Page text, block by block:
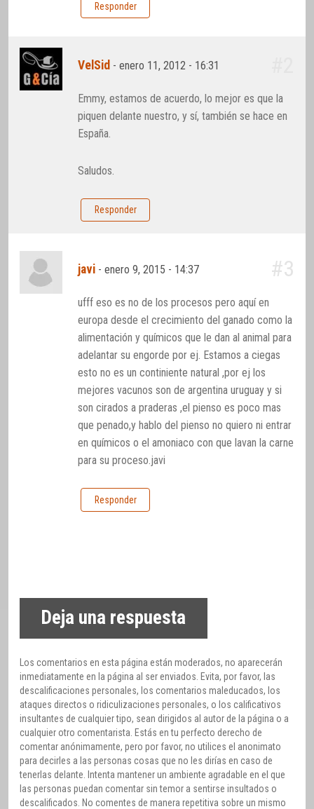
Responder
VelSid -enero 11, 2012 - 16:31
Emmy, estamos de acuerdo, lo mejor es que la
piquen delante nuestro, y sí, también se hace en
España.
Saludos.
Responder
javi -enero 9, 2015 - 14:37 #3
ufff eso es no de los procesos pero aquí en
europa desde el crecimiento del ganado como la
alimentación y químicos que le dan al animal para
adelantar su engorde por ej. Estamos a ciegas
esto no es un continiente natural ,por ej los
mejores vacunos son de argentina uruguay y si
son cirados a praderas ,el pienso es poco mas
que penado,y hablo del pienso no quiero ni entrar
en químicos o el amoniaco con que lavan la carne
para su proceso.javi
Responder
Deja una respuesta
Los comentarios en esta página están moderados, no aparecerán
inmediatamente en la página al ser enviados. Evita, por favor, las
descalificaciones personales, los comentarios maleducados, los
ataques directos o ridiculizaciones personales, o los calificativos
insultantes de cualquier tipo, sean dirigidos al autor de la página o a
cualquier otro comentarista. Estás en tu perfecto derecho de
comentar anónimamente, pero por favor, no utilices el anonimato
para decirles a las personas cosas que no les dirías en caso de
tenerlas delante. Intenta mantener un ambiente agradable en el que
las personas puedan comentar sin temor a sentirse insultados o
descalificados. No comentes de manera repetitiva sobre un mismo